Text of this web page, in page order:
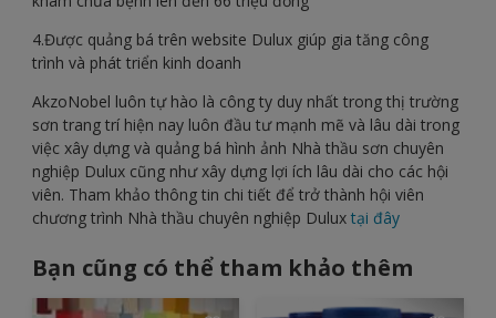
4.Được quảng bá trên website Dulux giúp gia tăng công
trình và phát triển kinh doanh
AkzoNobel luôn tự hào là công ty duy nhất trong thị trường
sơn trang trí hiện nay luôn đầu tư mạnh mẽ và lâu dài trong
việc xây dựng và quảng bá hình ảnh Nhà thầu sơn chuyên
nghiệp Dulux cũng như xây dựng lợi ích lâu dài cho các hội
viên. Tham khảo thông tin chi tiết để trở thành hội viên
chương trình Nhà thầu chuyên nghiệp Dulux tại đây
Bạn cũng có thể tham khảo thêm